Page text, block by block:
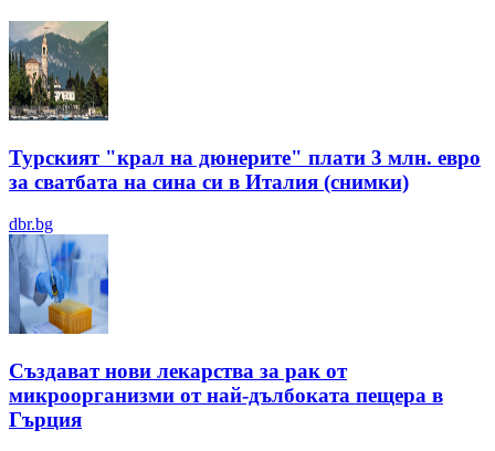
Турският "крал на дюнерите" плати 3 млн. евро
за сватбата на сина си в Италия (снимки)
dbr.bg
Създават нови лекарства за рак от
микроорганизми от най-дълбоката пещера в
Гърция